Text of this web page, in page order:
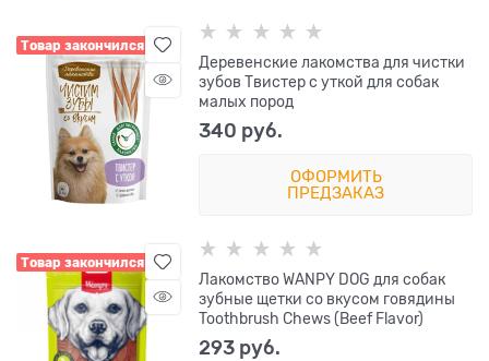
Товар закончился
Деревенские лакомства для чистки
зубов Твистер с уткой для собак
малых пород
340 руб.
ОФОРМИТЬ
ПРЕДЗАКАЗ
Товар закончился
Лакомство WANPY DOG для собак
зубные щетки со вкусом говядины
Toothbrush Chews (Beef Flavor)
293 руб.